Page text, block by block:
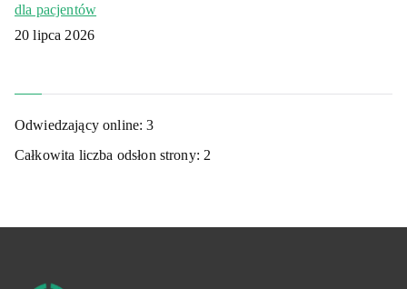
dla pacjentów
20 lipca 2026
Odwiedzający online:3
Całkowita liczba odsłon strony: 2